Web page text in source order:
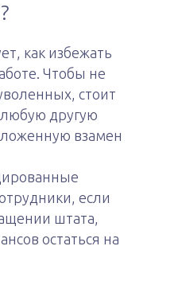
как избежать
Чтобы не
стоит
любую другую
взамен
если
штата,
остаться на